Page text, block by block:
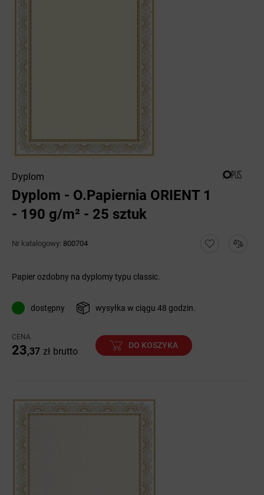
Dyplom
Dyplom - O.Papiernia ORIENT 1
- 190 g/m² - 25 sztuk
Nr katalogowy: 800704
Papier ozdobny na dyplomy typu classic.
dostępny wysyłka w ciągu 48 godzin.
CENA
23,37 zł brutto
DO KOSZYKA